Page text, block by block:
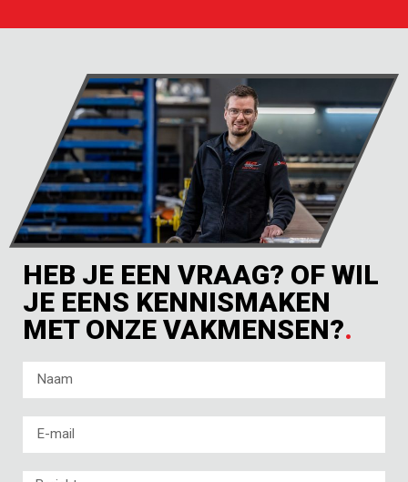
HEB JE EEN VRAAG? OF WIL
JE EENS KENNISMAKEN
MET ONZE VAKMENSEN?.